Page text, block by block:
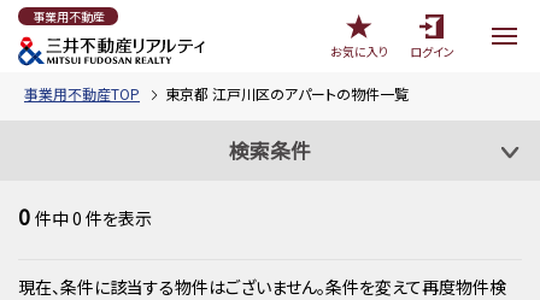
事業用不動産
お気に入り
ログイン
事業用不動産TOP 東京都 江戸川区のアパートの物件一覧
検索条件
0 件中0 件を表示
現在、条件に該当する物件はございません。条件を変えて再度物件検